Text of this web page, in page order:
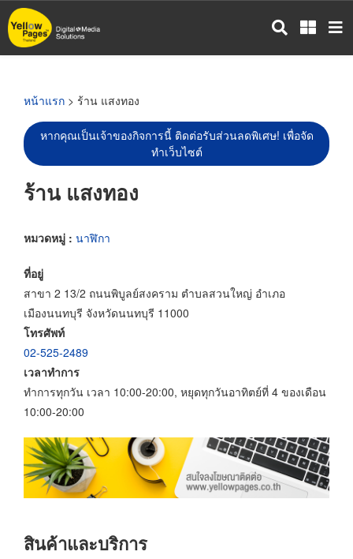
ข้าม
ไป
หน้าแรก > ร้าน แสงทอง
หากคุณเป็นเจ้าของกิจการนี้ ติดต่อรับส่วนลดพิเศษ! เพื่อจัด
ทำเว็บไซต์
ร้าน แสงทอง
หมวดหมู่ : นาฬิกา
ที่อยู่
สาขา 2 13/2 ถนนพิบูลย์สงคราม ตำบลสวนใหญ่ อำเภอ
เมืองนนทบุรี จังหวัดนนทบุรี 11000
โทรศัพท์
02-525-2489
เวลาทำการ
ทำการทุกวัน เวลา 10:00-20:00, หยุดทุกวันอาทิตย์ที่ 4 ของเดือน
10:00-20:00
สินค้าและบริการ